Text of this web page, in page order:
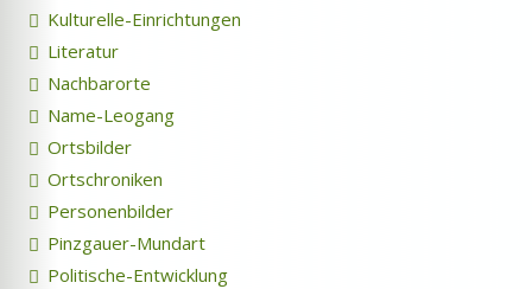
Kulturelle-Einrichtungen
Literatur
Nachbarorte
Name-Leogang
Ortsbilder
Ortschroniken
Personenbilder
Pinzgauer-Mundart
Politische-Entwicklung